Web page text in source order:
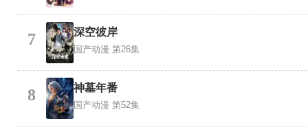
7 深空彼岸
国产动漫 第26集
8 神墓年番
国产动漫 第52集